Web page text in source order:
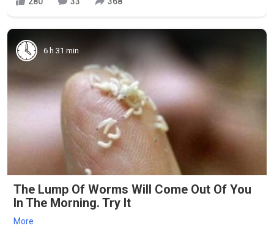
6 h 31 min
The Lump Of Worms Will Come Out Of You
In The Morning. Try It
More